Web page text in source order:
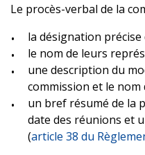
Le procès-verbal de la
la désignation précise
le nom de leurs
une description du
commission et le nom
un bref résumé de la
date des réunions et
(article 38 du